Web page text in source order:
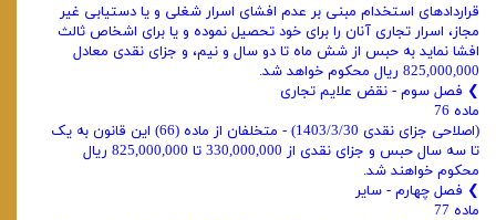
قراردادهای استخدام مبنی بر عدم افشای اسرار شغلی و یا دستیابی غیر
مجاز، اسرار تجاری آنان را برای خود تحصیل نموده و یا برای اشخاص ثالث
افشا نماید به حبس از شش ماه تا دو سال و نیم، و جزای نقدی معادل
825,000,000 ریال محکوم خواهد شد.
❯ ‌فصل سوم - نقض علایم تجاری
ماده 76
(اصلاحی جزای نقدی 1403/3/30) - متخلفان از ماده (66) این قانون به یک
تا سه سال حبس و جزای نقدی از 330,000,000 تا 825,000,000 ریال
محکوم خواهند شد.
❯ فصل چهارم - سایر
ماده 77